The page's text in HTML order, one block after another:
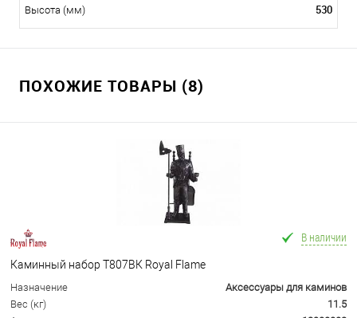
Высота (мм) 530
ПОХОЖИЕ ТОВАРЫ (8)
В наличии
Каминный набор Т807ВК Royal Flame
Назначение
Аксессуары для каминов
Вес (кг)
11.5